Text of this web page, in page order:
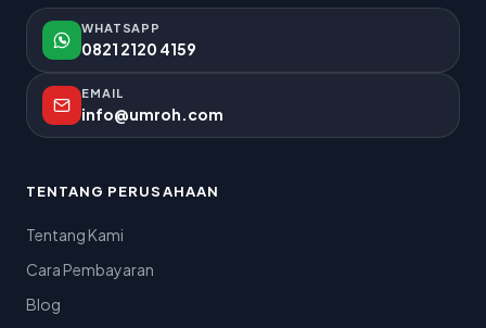
WHATSAPP
0821 2120 4159
EMAIL
info@umroh.com
TENTANG PERUSAHAAN
Tentang Kami
Cara Pembayaran
Blog